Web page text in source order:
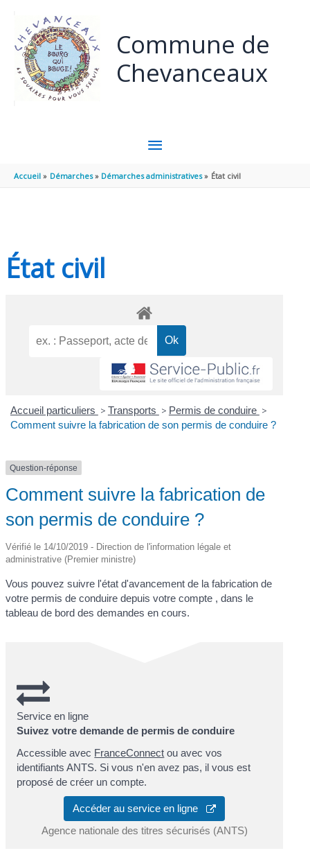
Commune de
Chevanceaux
MENU
PRINCIPAL
Accueil Démarches Démarches administratives État civil
État civil
Accueil particuliers > Transports > Permis de conduire >
Comment suivre la fabrication de son permis de conduire ?
Question-réponse
Comment suivre la fabrication de
son permis de conduire ?
Vérifié le 14/10/2019 - Direction de l'information légale et
administrative (Premier ministre)
Vous pouvez suivre l'état d'avancement de la fabrication de
votre permis de conduire depuis votre compte , dans le
tableau de bord des demandes en cours.
Service en ligne
Suivez votre demande de permis de conduire
Accessible avec FranceConnect ou avec vos
identifiants ANTS. Si vous n'en avez pas, il vous est
proposé de créer un compte.
Accéder au service en ligne
Agence nationale des titres sécurisés (ANTS)